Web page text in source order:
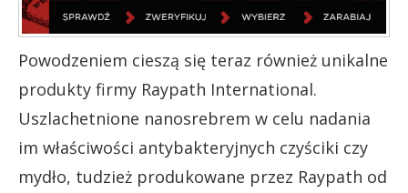
Powodzeniem cieszą się teraz również unikalne
produkty firmy Raypath International.
Uszlachetnione nanosrebrem w celu nadania
im właściwości antybakteryjnych czyściki czy
mydło, tudzież produkowane przez Raypath od